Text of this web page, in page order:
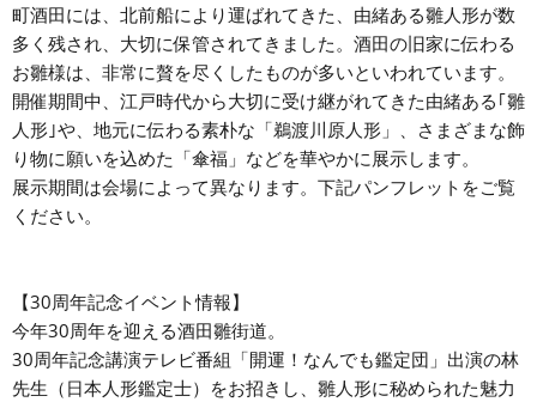
町酒田には、北前船により運ばれてきた、由緒ある雛人形が数
多く残され、大切に保管されてきました。酒田の旧家に伝わる
お雛様は、非常に贅を尽くしたものが多いといわれています。
開催期間中、江戸時代から大切に受け継がれてきた由緒ある｢雛
人形｣や、地元に伝わる素朴な「鵜渡川原人形」、さまざまな飾
り物に願いを込めた「傘福」などを華やかに展示します。
展示期間は会場によって異なります。下記パンフレットをご覧
ください。
【30周年記念イベント情報】
今年30周年を迎える酒田雛街道。
30周年記念講演テレビ番組「開運！なんでも鑑定団」出演の林
先生（日本人形鑑定士）をお招きし、雛人形に秘められた魅力